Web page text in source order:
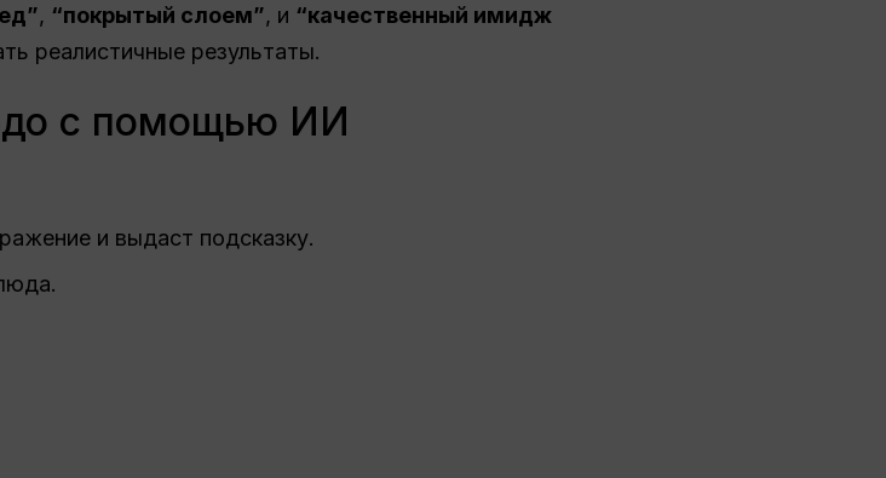
, “покрытый слоем”, и “качественный имидж
реалистичные результаты.
с помощью ИИ
и выдаст подсказку.